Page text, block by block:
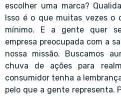
escolher uma marca?
Isso é o que muitas vezes o
mínimo. E a gente quer
empresa preocupada com a
nossa missão. Buscamos
chuva de ações para
consumidor tenha a
pelo que a gente representa.